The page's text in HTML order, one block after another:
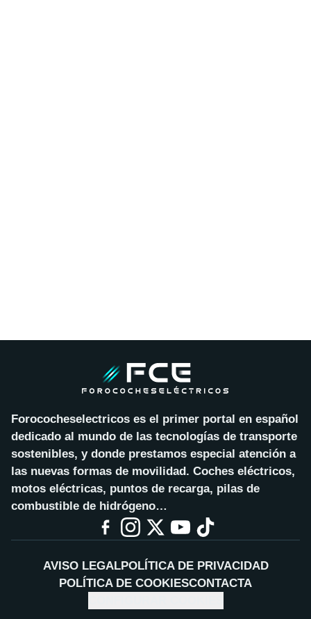
Forococheselectricos es el primer portal en español
dedicado al mundo de las tecnologías de transporte
sostenibles, y donde prestamos especial atención a
las nuevas formas de movilidad. Coches eléctricos,
motos eléctricas, puntos de recarga, pilas de
combustible de hidrógeno…
AVISO LEGALPOLÍTICA DE PRIVACIDAD
POLÍTICA DE COOKIESCONTACTA